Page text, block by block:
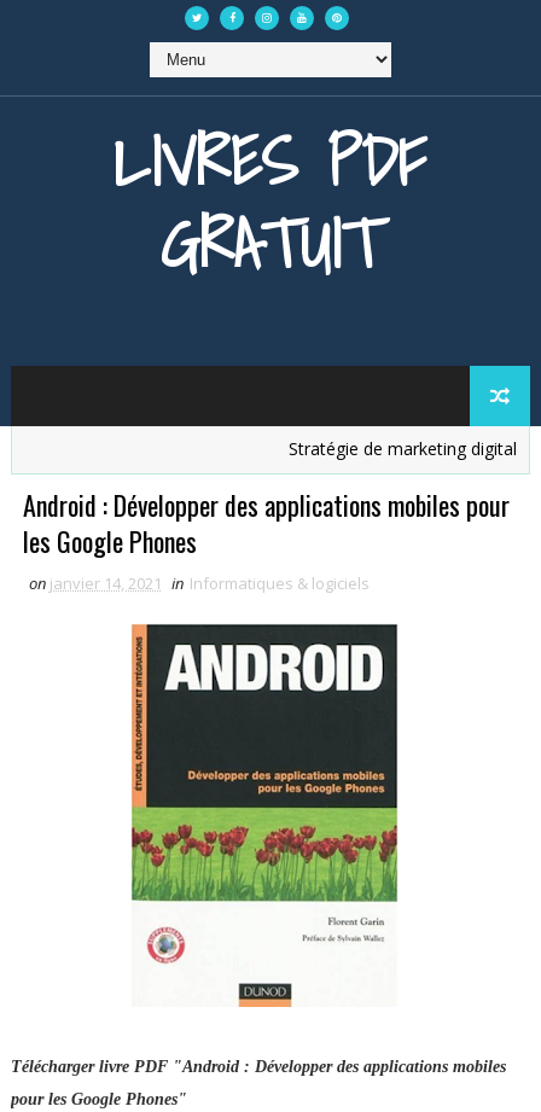
LIVRES PDF
GRATUIT
Stratégie de marketing digital
Android : Développer des applications mobiles pour
les Google Phones
on janvier 14, 2021 in Informatiques & logiciels
Télécharger livre PDF "Android : Développer des applications mobiles
pour les Google Phones"